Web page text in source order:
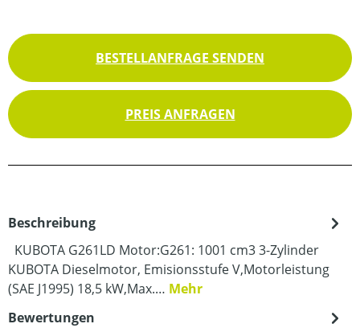
BESTELLANFRAGE SENDEN
PREIS ANFRAGEN
Beschreibung
KUBOTA G261LD Motor:G261: 1001 cm3 3-Zylinder
KUBOTA Dieselmotor, Emisionsstufe V,Motorleistung
(SAE J1995) 18,5 kW,Max.… Mehr
Bewertungen